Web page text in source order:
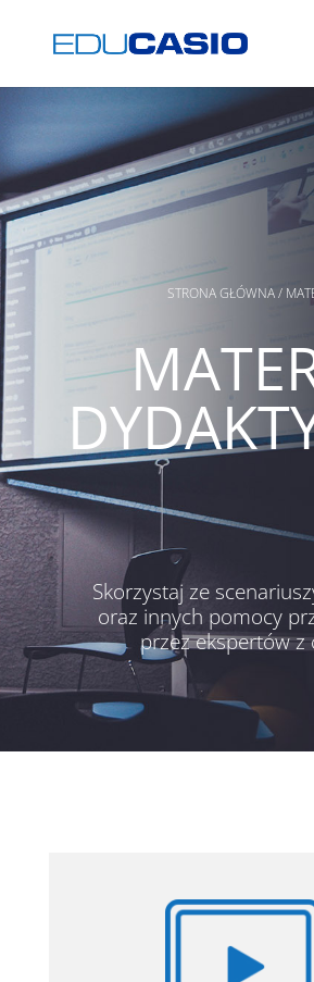
STRONA GŁÓWNA/
Skorzystaj ze
oraz innych pomocy
przez ekspertów z